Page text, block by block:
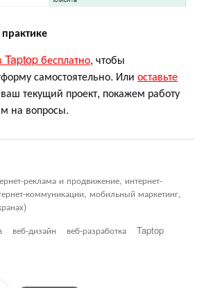
Taptop бесплатно, чтобы
самостоятельно. Или оставьте
текущий проект, покажем работу
на вопросы.
реклама и продвижение, интернет-
коммуникации, мобильный маркетинг,
веб-дизайн веб-разработка
Taptop